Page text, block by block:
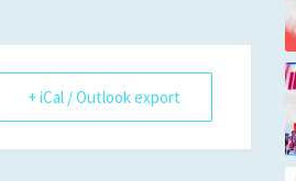
+ iCal / Outlook export